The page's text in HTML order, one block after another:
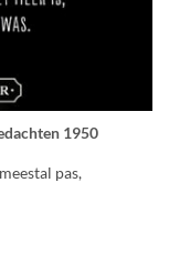
1950
pas,